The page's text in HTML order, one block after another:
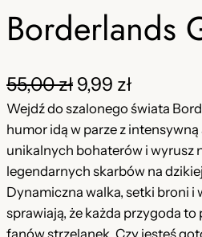
Borderlands
55,00zł P
i
e
r
w
o
9,99 złA
k
t
u
a
l
Wejdź do szalonego świata
humor idą w parze z
unikalnych bohaterów i wyrusz
legendarnych skarbów na
Dynamiczna walka, setki broni
sprawiają, że każda przygoda
fanów strzelanek. Czy jesteś